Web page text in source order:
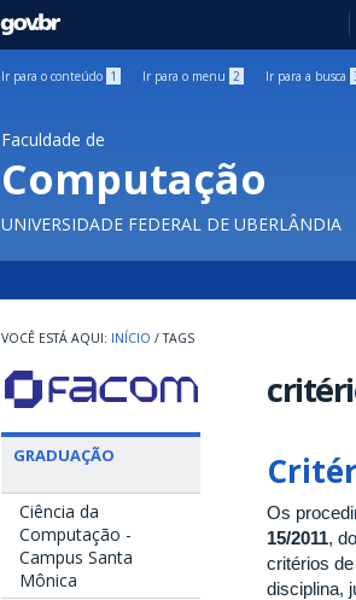
GOVBR
Ir para o conteúdo 1 Ir para o menu 2 Ir para a busca
Faculdade de
Computação
UNIVERSIDADE FEDERAL DE UBERLÂNDIA
INÍCIO / TAGS
GRADUAÇÃO
Ciência da
Computação -
Campus Santa
Mônica
Os
15/2011,
critérios
disciplina,